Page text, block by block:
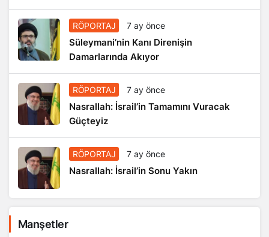
RÖPORTAJ 7 ay önce
Süleymani’nin Kanı Direnişin
Damarlarında Akıyor
RÖPORTAJ 7 ay önce
Nasrallah: İsrail’in Tamamını Vuracak
Güçteyiz
RÖPORTAJ 7 ay önce
Nasrallah: İsrail’in Sonu Yakın
Manşetler